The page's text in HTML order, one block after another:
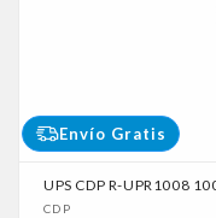
Envío Gratis
UPS CDP R-UPR1008
Proveedor:
CDP